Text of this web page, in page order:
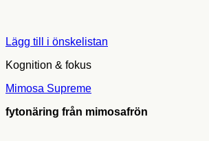
Lägg till i önskelistan
Kognition & fokus
Mimosa Supreme
fytonäring från mimosafrön